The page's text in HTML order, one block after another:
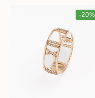
-20%